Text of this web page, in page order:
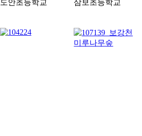
도안초등학교 삼보초등학교